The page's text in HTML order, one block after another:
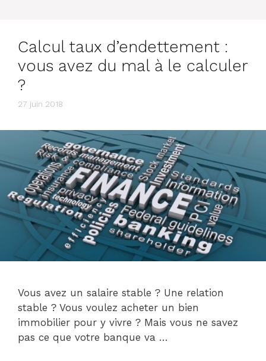
Calcul taux d’endettement :
vous avez du mal à le calculer
?
27 juin 2018
Vous avez un salaire stable ? Une relation
stable ? Vous voulez acheter un bien
immobilier pour y vivre ? Mais vous ne savez
pas ce que votre banque va …